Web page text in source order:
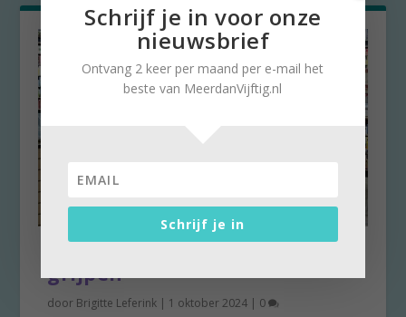
grijpen
door Brigitte Leferink | 1 oktober 2024 | 0
Schrijf je in voor onze
nieuwsbrief
Ontvang 2 keer per maand per e-mail het
beste van MeerdanVijftig.nl
Schrijf je in